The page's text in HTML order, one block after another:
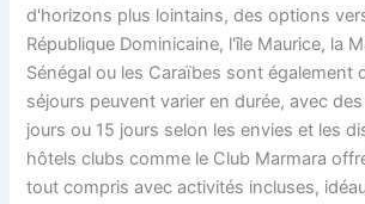
d'horizons plus lointains, des options
République Dominicaine, l'île Maurice, la
Sénégal ou les Caraïbes sont également
séjours peuvent varier en durée, avec
jours ou 15 jours selon les envies et les
hôtels clubs comme le Club Marmara
tout compris avec activités incluses,